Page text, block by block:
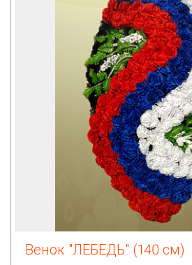
Венок "ЛЕБЕДЬ" (140 см)